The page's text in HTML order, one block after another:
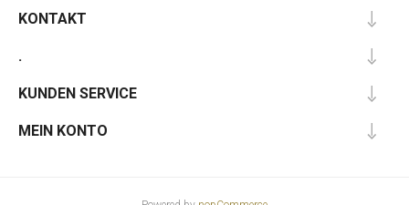
KONTAKT
.
KUNDEN SERVICE
MEIN KONTO